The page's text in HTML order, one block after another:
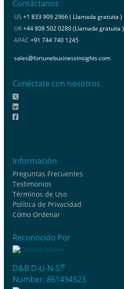
Contáctanos
US +1 833 909 2966 ( Llamada gratuita )
UK+44 808 502 0280 (Llamada gratuita )
APAC +91 744 740 1245
sales@fortunebusinessinsights.com
Conéctate con nosotros
Información
Preguntas Frecuentes
Testimonios
Términos de Uso
Política de Privacidad
Cómo Ordenar
Reconocido Por
D&B D-U-N-S®
Number: 861494523